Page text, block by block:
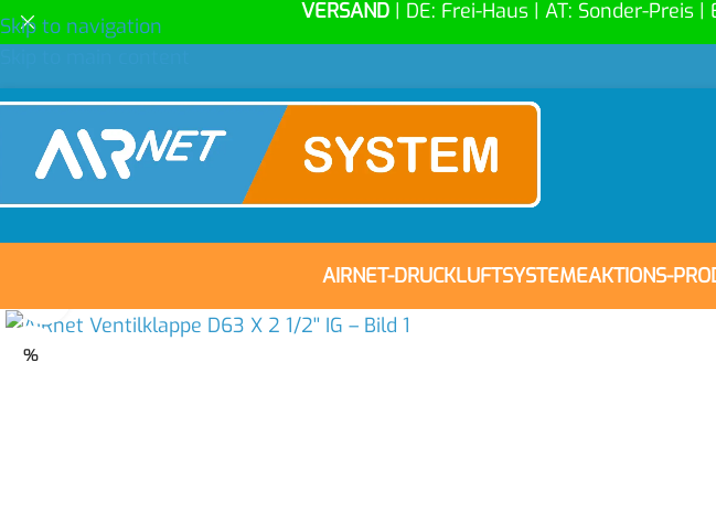
Skip to navigation
VERSAND | DE: Frei-Haus | AT: Sonder-Preis |
AIRNET-DRUCKLUFTSYSTEMEAKTIONS-
%